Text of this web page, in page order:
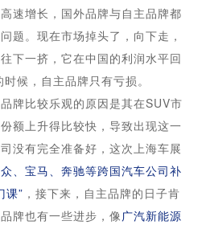
速增长，国外品牌与自主品牌都
题。现在市场掉头了，向下走，
下一挤，它在中国的利润水平回
时候，自主品牌只有亏损。
牌比较乐观的原因是其在SUV市
额上升得比较快，导致出现这一
没有完全准备好，这次上海车展
、宝马、奔驰等跨国汽车公司补
课” ，接下来，自主品牌的日子肯
牌也有一些进步，像广汽新能源